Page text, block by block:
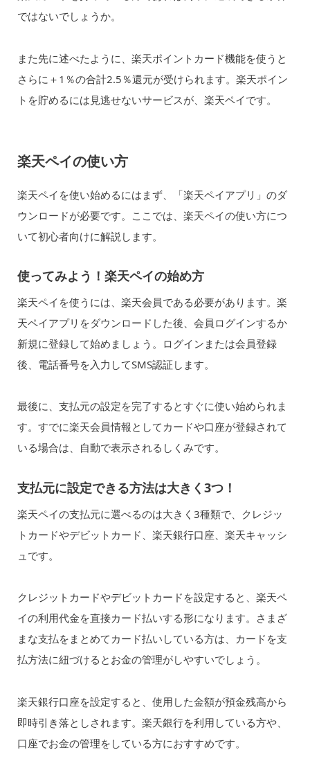
ではないでしょうか。
また先に述べたように、楽天ポイントカード機能を使うと
さらに＋1％の合計2.5％還元が受けられます。楽天ポイン
トを貯めるには見逃せないサービスが、楽天ペイです。
楽天ペイの使い方
楽天ペイを使い始めるにはまず、「楽天ペイアプリ」のダ
ウンロードが必要です。ここでは、楽天ペイの使い方につ
いて初心者向けに解説します。
使ってみよう！楽天ペイの始め方
楽天ペイを使うには、楽天会員である必要があります。楽
天ペイアプリをダウンロードした後、会員ログインするか
新規に登録して始めましょう。ログインまたは会員登録
後、電話番号を入力してSMS認証します。
最後に、支払元の設定を完了するとすぐに使い始められま
す。すでに楽天会員情報としてカードや口座が登録されて
いる場合は、自動で表示されるしくみです。
支払元に設定できる方法は大きく3つ！
楽天ペイの支払元に選べるのは大きく3種類で、クレジッ
トカードやデビットカード、楽天銀行口座、楽天キャッシ
ュです。
クレジットカードやデビットカードを設定すると、楽天ペ
イの利用代金を直接カード払いする形になります。さまざ
まな支払をまとめてカード払いしている方は、カードを支
払方法に紐づけるとお金の管理がしやすいでしょう。
楽天銀行口座を設定すると、使用した金額が預金残高から
即時引き落としされます。楽天銀行を利用している方や、
口座でお金の管理をしている方におすすめです。